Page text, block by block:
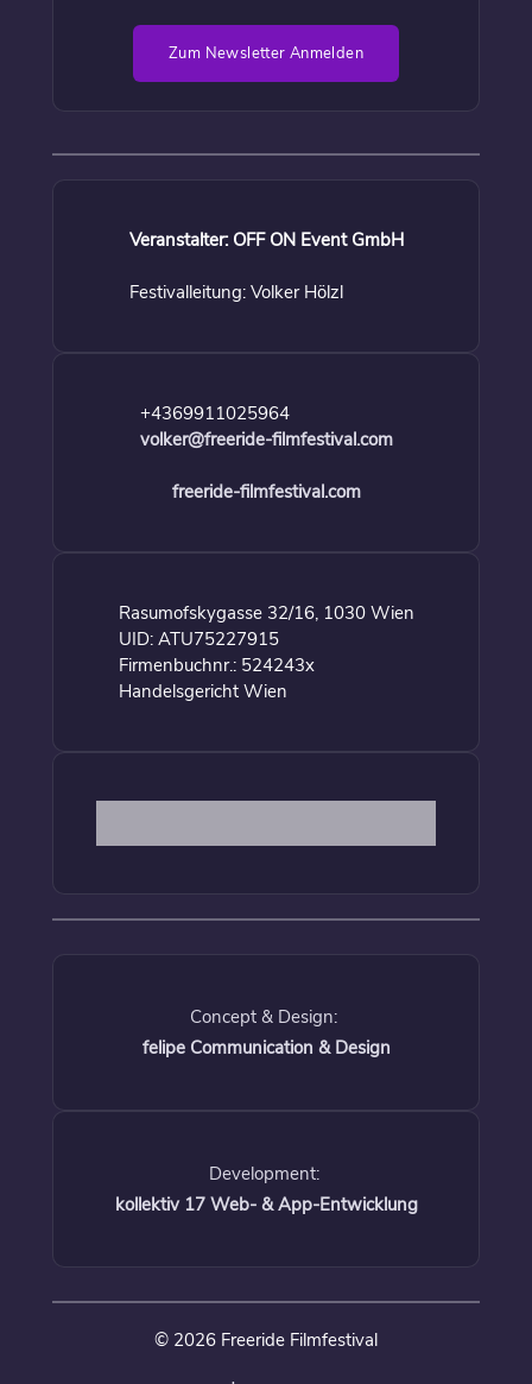
Zum Newsletter Anmelden
Veranstalter: OFF ON Event GmbH
Festivalleitung: Volker Hölzl
+4369911025964
volker@freeride-filmfestival.com
freeride-filmfestival.com
Rasumofskygasse 32/16, 1030 Wien
UID: ATU75227915
Firmenbuchnr.: 524243x
Handelsgericht Wien
Concept & Design:
felipe Communication & Design
Development:
kollektiv 17 Web- & App-Entwicklung
© 2026 Freeride Filmfestival